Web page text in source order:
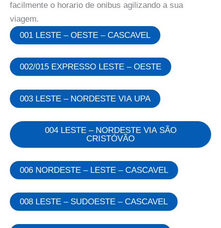
facilmente o horario de onibus agilizando a sua
viagem.
001 LESTE – OESTE – CASCAVEL
002/015 EXPRESSO LESTE – OESTE
003 LESTE – NORDESTE VIA UPA
004 LESTE – NORDESTE VIA SÃO
CRISTÓVÃO
006 NORDESTE – LESTE – CASCAVEL
008 LESTE – SUDOESTE – CASCAVEL